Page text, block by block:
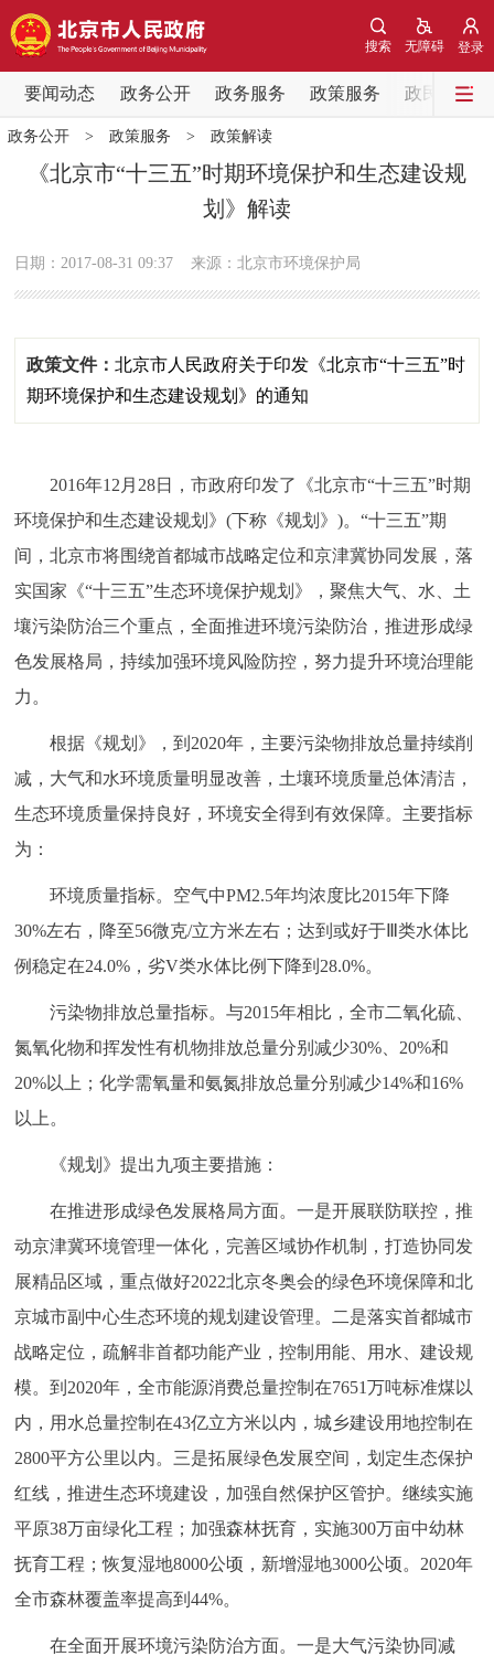
登录
无障碍
搜索
要闻动态 政务公开 政务服务 政策服务 政民互动
要闻动态
党中央精神 国务院信息
会议信息
市领导 机构职能
决策公开 专题公开
个人服务 法人服务 部门服务
阳光政务
政民互动
参与调查 在线访谈 图说互动
北京概况 十六区概览 人文北京
多语种
한국어
ESPAÑOL العربية PORTUGUÊS
ITALIANO
政务公开> 政策服务 > 政策解读
《北京市“十三五”时期环境保护和生态建设规
划》解读
日期：2017-08-31 09:37 来源：北京市环境保护局
政策文件：北京市人民政府关于印发《北京市“十三五”时
期环境保护和生态建设规划》的通知
2016年12月28日，市政府印发了《北京市“十三五”时期
环境保护和生态建设规划》(下称《规划》)。“十三五”期
间，北京市将围绕首都城市战略定位和京津冀协同发展，落
实国家《“十三五”生态环境保护规划》，聚焦大气、水、土
壤污染防治三个重点，全面推进环境污染防治，推进形成绿
色发展格局，持续加强环境风险防控，努力提升环境治理能
力。
根据《规划》，到2020年，主要污染物排放总量持续削
减，大气和水环境质量明显改善，土壤环境质量总体清洁，
生态环境质量保持良好，环境安全得到有效保障。主要指标
为：
环境质量指标。空气中PM2.5年均浓度比2015年下降
30%左右，降至56微克/立方米左右；达到或好于Ⅲ类水体比
例稳定在24.0%，劣V类水体比例下降到28.0%。
污染物排放总量指标。与2015年相比，全市二氧化硫、
氮氧化物和挥发性有机物排放总量分别减少30%、20%和
20%以上；化学需氧量和氨氮排放总量分别减少14%和16%
以上。
《规划》提出九项主要措施：
在推进形成绿色发展格局方面。一是开展联防联控，推
动京津冀环境管理一体化，完善区域协作机制，打造协同发
展精品区域，重点做好2022北京冬奥会的绿色环境保障和北
京城市副中心生态环境的规划建设管理。二是落实首都城市
战略定位，疏解非首都功能产业，控制用能、用水、建设规
模。到2020年，全市能源消费总量控制在7651万吨标准煤以
内，用水总量控制在43亿立方米以内，城乡建设用地控制在
2800平方公里以内。三是拓展绿色发展空间，划定生态保护
红线，推进生态环境建设，加强自然保护区管护。继续实施
平原38万亩绿化工程；加强森林抚育，实施300万亩中幼林
抚育工程；恢复湿地8000公顷，新增湿地3000公顷。2020年
全市森林覆盖率提高到44%。
在全面开展环境污染防治方面。一是大气污染协同减